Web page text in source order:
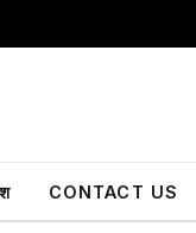
CONTACT US